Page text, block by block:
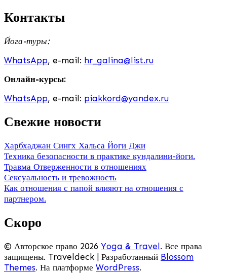
Контакты
Йога-туры:
WhatsApp, e-mail: hr_galina@list.ru
Онлайн-курсы:
WhatsApp, e-mail: piakkord@yandex.ru
Свежие новости
Харбхаджан Сингх Хальса Йоги Джи
Техника безопасности в практике кундалини-йоги.
Травма Отверженности в отношениях
Сексуальность и тревожность
Как отношения с папой влияют на отношения с
партнером.
Скоро
© Авторское право 2026 Yoga & Travel . Все права
защищены. Traveldeck | Разработанный Blossom
Themes. На платформе WordPress.